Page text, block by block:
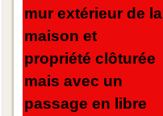
mur extérieur de la
maison et
propriété clôturée
mais avec un
passage en libre